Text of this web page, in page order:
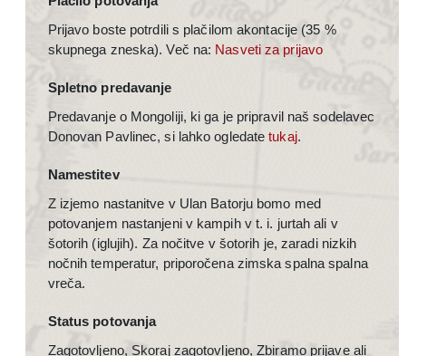
Prijavo boste potrdili s plačilom akontacije (35 %
skupnega zneska). Več na: Nasveti za prijavo
Spletno predavanje
Predavanje o Mongoliji, ki ga je pripravil naš sodelavec
Donovan Pavlinec, si lahko ogledatetukaj.
Namestitev
Z izjemo nastanitve v Ulan Batorju bomo med
potovanjem nastanjeni v kampih v t. i. jurtah ali v
šotorih (iglujih). Za nočitve v šotorih je, zaradi nizkih
nočnih temperatur, priporočena zimska spalna spalna
vreča.
Status potovanja
Zagotovljeno, Skoraj zagotovljeno, Zbiramo prijave ali